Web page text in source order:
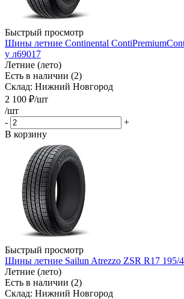
Быстрый просмотр
Шины летние Continental
у л69017
Летние (лето)
Есть в наличии (2)
Склад: Нижний Новгород
2 100 ₽/шт
/шт
-
+
В корзину
Быстрый просмотр
Шины летние Sailun Atrezzo ZSR R17 195/
Летние (лето)
Есть в наличии (2)
Склад: Нижний Новгород